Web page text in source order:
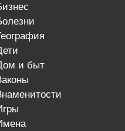
бизнес
болезни
география
дети
дом и быт
законы
знаменитости
игры
имена